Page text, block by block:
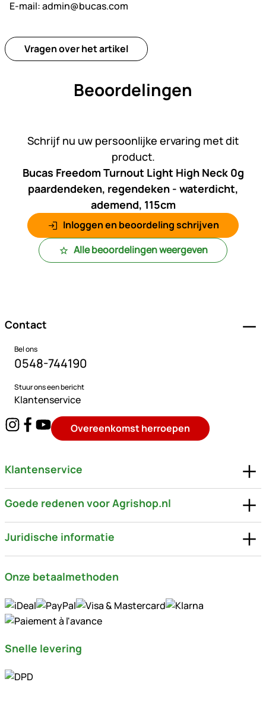
E-mail:admin@bucas.com
Vragen over het artikel
Beoordelingen
Schrijf nu uw persoonlijke ervaring met dit
product.
Bucas Freedom Turnout Light High Neck 0g
paardendeken, regendeken - waterdicht,
ademend, 115cm
Inloggen en beoordeling schrijven
Alle beoordelingen weergeven
Contact
Bel ons
0548-744190
Stuur ons een bericht
Klantenservice
Overeenkomst herroepen
Klantenservice
Goede redenen voor Agrishop.nl
Juridische informatie
Onze betaalmethoden
Snelle levering